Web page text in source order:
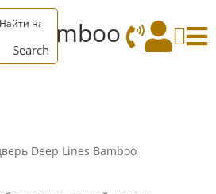
Search

Bamboo